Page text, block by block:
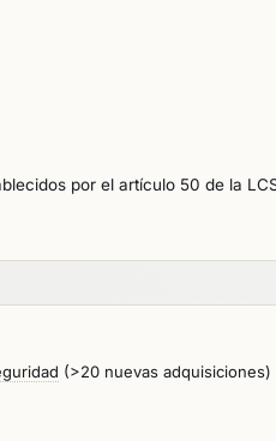
por el artículo 50 de la
(>20 nuevas adquisiciones)